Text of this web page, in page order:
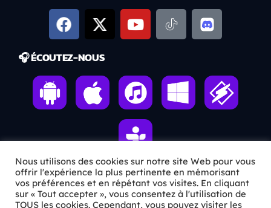
🎧 ÉCOUTEZ-NOUS
ℹ️ INFOS PRATIQUES
Nous utilisons des cookies sur notre site Web pour vous
offrir l'expérience la plus pertinente en mémorisant
vos préférences et en répétant vos visites. En cliquant
sur « Tout accepter », vous consentez à l'utilisation de
TOUS les cookies. Cependant, vous pouvez visiter les